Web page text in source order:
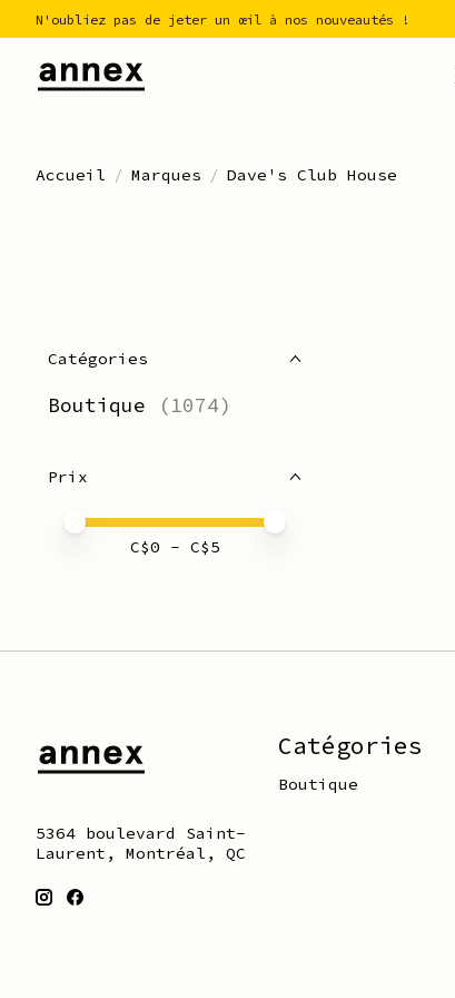
N'oubliez pas de jeter un œil à nos nouveautés !
Accueil / Marques / Dave's Club House
Catégories
Boutique (1074)
Prix
Prix minimum
Price maximum value
C$0 - C$5
5364 boulevard Saint-
Laurent, Montréal, QC
Catégories
Boutique